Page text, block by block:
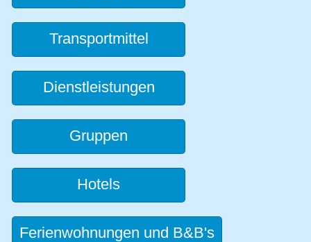
Transportmittel
Dienstleistungen
Gruppen
Hotels
Ferienwohnungen und B&B's